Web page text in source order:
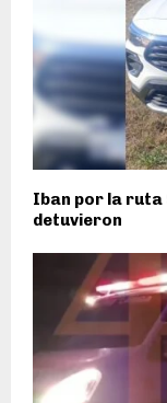
Iban por la ruta
detuvieron